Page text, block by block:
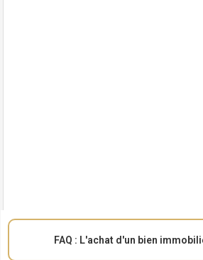
FAQ : L'achat d'un bien